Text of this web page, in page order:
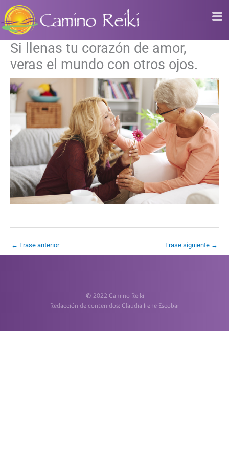
al
contenido
Si llenas tu corazón de amor,
veras el mundo con otros ojos.
← Frase anterior Frase siguiente →
© 2022 Camino Reiki
Redacción de contenidos: Claudia Irene Escobar